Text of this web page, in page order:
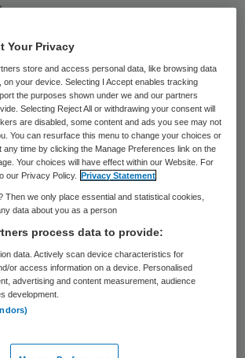
de verpleeghuizen is ietsje
De cliënten zijn
het aantal personeelsleden
uit een rapport van minister
(Volksgezondheid).
de verpleeghuiszorg nu
Vorig jaar was dat 8, het jaar
aantal werknemers is in
gestegen sinds 2017. De
ontwikkelingen
maar zegt erbij dat er nog
Your Privacy
store and access personal data, like browsing data
on your device. Selecting I Accept enables tracking
the purposes shown under we and our partners
Selecting Reject All or withdrawing your consent will
are disabled, some content and ads you see may not
You can resurface this menu to change your choices or
any time by clicking the Manage Preferences link on the
Your choices will have effect within our Website. For
our Privacy Policy.
Privacy Statement
Then we only place essential and statistical cookies,
data about you as a person
process data to provide:
data. Actively scan device characteristics for
or access information on a device. Personalised
advertising and content measurement, audience
development.